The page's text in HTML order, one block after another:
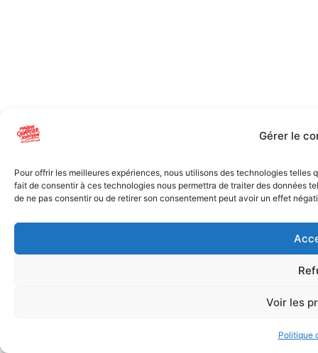
Gérer le
Pour offrir les meilleures expériences, nous utilisons des technologies
fait de consentir à ces technologies nous permettra de traiter des données
de ne pas consentir ou de retirer son consentement peut avoir un effet
Voir les
Politique